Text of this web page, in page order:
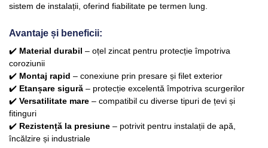
sistem de instalații, oferind fiabilitate pe termen lung.
Avantaje și beneficii:
✔️ Material durabil – oțel zincat pentru protecție împotriva
coroziunii
✔️ Montaj rapid – conexiune prin presare și filet exterior
✔️ Etanșare sigură – protecție excelentă împotriva scurgerilor
✔️ Versatilitate mare – compatibil cu diverse tipuri de țevi și
fitinguri
✔️ Rezistență la presiune – potrivit pentru instalații de apă,
încălzire și industriale